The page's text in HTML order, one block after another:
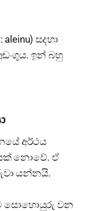
ඉන් බහු
අර්ථය
නොවේ. ඒ
යන්නයි.
සොහොයුරු වන